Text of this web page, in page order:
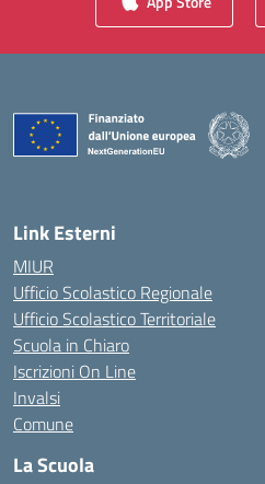
Link Esterni
MIUR
Ufficio Scolastico Regionale
Ufficio Scolastico Territoriale
Scuola in Chiaro
Iscrizioni On Line
Invalsi
Comune
La Scuola